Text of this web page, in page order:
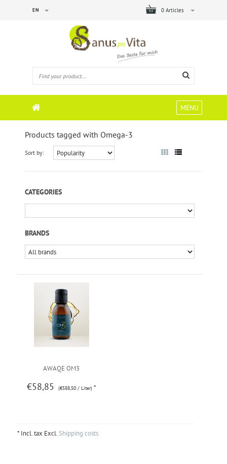
0 Articles
EN
MENU
Products tagged with Omega-3
Sort by:
CATEGORIES
BRANDS
AWAQE OM3
€58,85 (€588,50 / Liter) *
* Incl. tax Excl.Shipping costs